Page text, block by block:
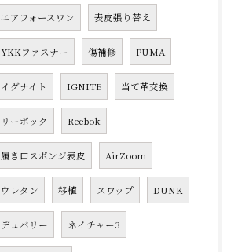
エアフォースワン 表皮張り替え
YKKファスナー 傷補修 PUMA
イグナイト IGNITE 当て革交換
リーボック Reebok
履き口スポンジ表皮 AirZoom
ウレタン 移植 スワップ DUNK
デュバリー ネイチャー3